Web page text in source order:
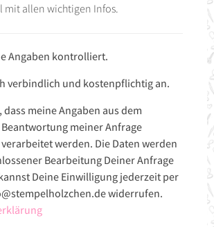
mit allen wichtigen Infos.
Angaben kontrolliert.
verbindlich und kostenpflichtig an.
dass meine Angaben aus dem
meiner Anfrage
werden. Die Daten werden
Bearbeitung Deiner Anfrage
Deine Einwilligung jederzeit per
widerrufen.